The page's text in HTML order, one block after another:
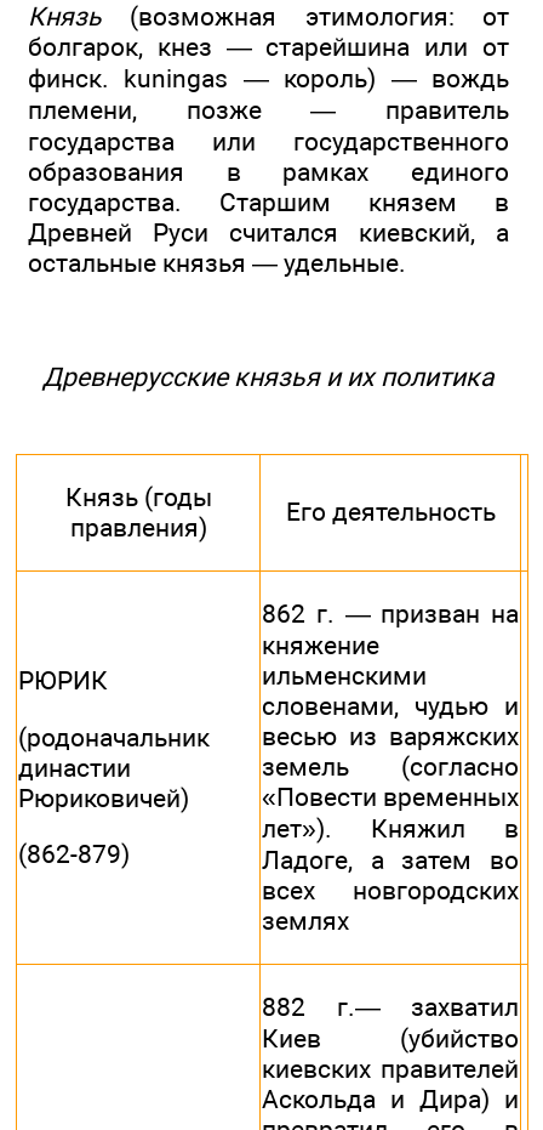
Князь (возможная этимология: от
болгарок, кнез — старейшина или от
финск. kuningas — король) — вождь
племени, позже — правитель
государства или государственного
образования в рамках единого
государства. Старшим князем в
Древней Руси считался киевский, а
остальные князья — удельные.
Древнерусские князья и их политика
Князь (годы
правления)
Его деятельность
РЮРИК
(родоначальник
династии
Рюриковичей)
(862-879)
862 г. — призван на
княжение
ильменскими
словенами, чудью и
весью из варяжских
земель (согласно
«Повести временных
лет»). Княжил в
Ладоге, а затем во
всех новгородских
землях
882 г.— захватил
Киев (убийство
киевских правителей
Аскольда и Дира) и